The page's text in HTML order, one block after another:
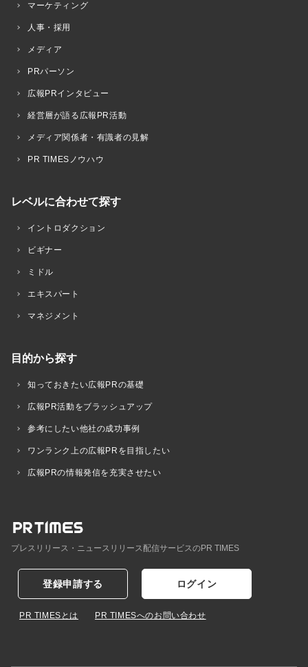
マーケティング
人事・採用
メディア
PRパーソン
広報PRインタビュー
経営層が語る広報PR活動
メディア関係者・有識者の見解
PR TIMESノウハウ
レベルに合わせて探す
イントロダクション
ビギナー
ミドル
エキスパート
マネジメント
目的から探す
知っておきたい広報PRの基礎
広報PR活動をブラッシュアップ
参考にしたい他社の成功事例
ワンランク上の広報PRを目指したい
広報PRの情報発信を充実させたい
プレスリリース・ニュースリリース配信サービスのPR TIMES
登録申請する ログイン
PR TIMESとは PR TIMESへのお問い合わせ